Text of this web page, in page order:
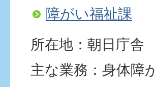
障がい福祉課
所在地：朝日庁舎
主な業務：身体障